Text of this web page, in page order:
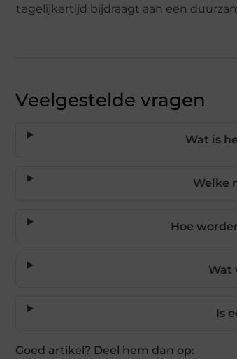
tegelijkertijd bijdraagt aan een
Veelgestelde vragen
Wat is
Welke
Hoe
Wat
Is
Goed artikel? Deel hem dan op: